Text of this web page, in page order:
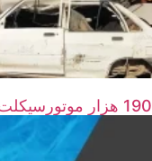
190 هزار موتورسیکلت و خودرو اسقاط شد